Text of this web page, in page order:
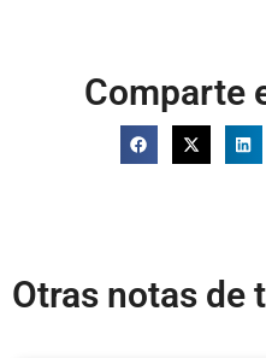
Comparte
Otras notas de